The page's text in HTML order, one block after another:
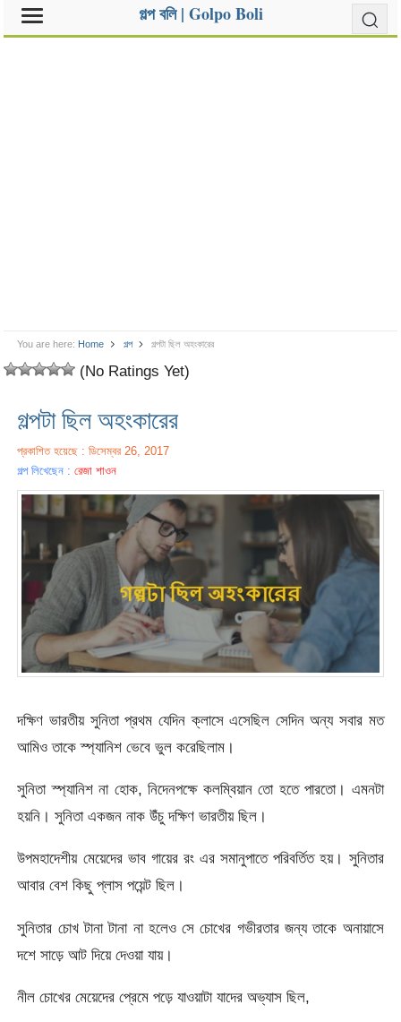
গল্প বলি | Golpo Boli
You are here: Home গল্প গল্পটা ছিল অহংকারের
(No Ratings Yet)
গল্পটা ছিল অহংকারের
প্রকাশিত হয়েছে : ডিসেম্বর 26, 2017
গল্প লিখেছেন :রেজা শাওন
দক্ষিণ ভারতীয় সুনিতা প্রথম যেদিন ক্লাসে এসেছিল সেদিন অন্য সবার মত
আমিও তাকে স্প্যানিশ ভেবে ভুল করেছিলাম।
সুনিতা স্প্যানিশ না হোক, নিদেনপক্ষে কলম্বিয়ান তো হতে পারতো। এমনটা
হয়নি। সুনিতা একজন নাক উঁচু দক্ষিণ ভারতীয় ছিল।
উপমহাদেশীয় মেয়েদের ভাব গায়ের রং এর সমানুপাতে পরিবর্তিত হয়। সুনিতার
আবার বেশ কিছু প্লাস পয়েন্ট ছিল।
সুনিতার চোখ টানা টানা না হলেও সে চোখের গভীরতার জন্য তাকে অনায়াসে
দশে সাড়ে আট দিয়ে দেওয়া যায়।
নীল চোখের মেয়েদের প্রেমে পড়ে যাওয়াটা যাদের অভ্যাস ছিল,